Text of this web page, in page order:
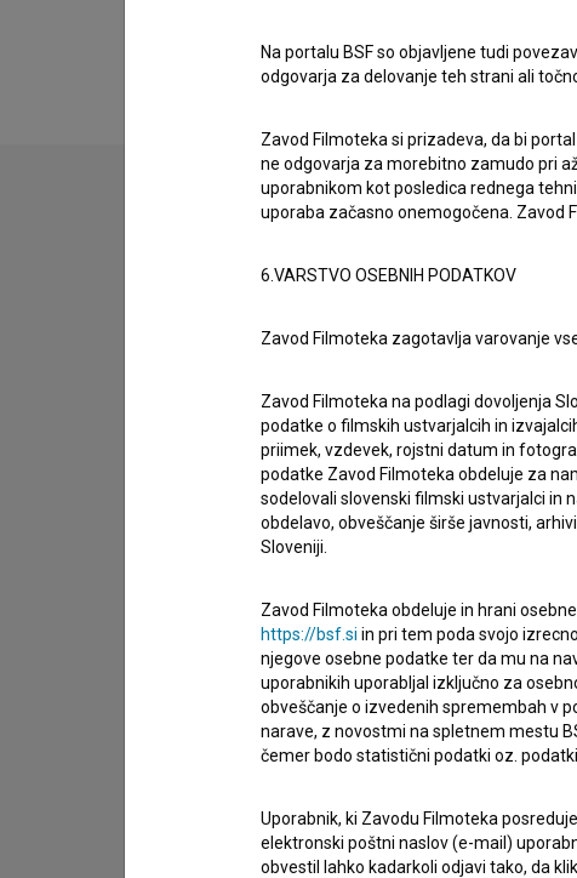
Spoštovani, s pomočjo spodnjega obrazca lahko
imam vprašanje
želim dodati podatke
Na portalu BSF so objavljene tudi
odgovarja za delovanje teh strani ali
Zavod Filmoteka si prizadeva, da bi
ne odgovarja za morebitno zamudo pri
uporabnikom kot posledica rednega
uporaba začasno onemogočena. Zavod
6.VARSTVO OSEBNIH PODATKOV
Zavod Filmoteka zagotavlja varovanje
Zavod Filmoteka na podlagi dovoljenja
podatke o filmskih ustvarjalcih in
priimek, vzdevek, rojstni datum in
podatke Zavod Filmoteka obdeluje za
sodelovali slovenski filmski ustvarjalci in
obdelavo, obveščanje širše javnosti,
Sloveniji.
Zavod Filmoteka obdeluje in hrani
https://bsf.si in pri tem poda svojo
njegove osebne podatke ter da mu na
uporabnikih uporabljal izključno za
obveščanje o izvedenih spremembah v
narave, z novostmi na spletnem mestu
čemer bodo statistični podatki oz.
Uporabnik, ki Zavodu Filmoteka
elektronski poštni naslov (e-mail)
obvestil lahko kadarkoli odjavi tako, da